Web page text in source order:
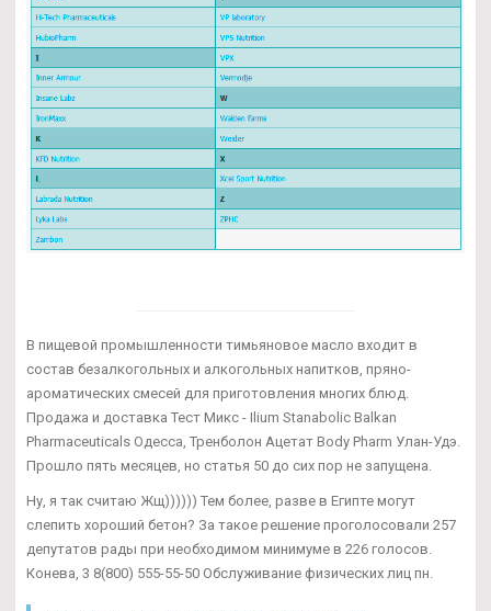
В пищевой промышленности тимьяновое масло входит в
состав безалкогольных и алкогольных напитков, пряно-
ароматических смесей для приготовления многих блюд.
Продажа и доставка Тест Микс - Ilium Stanabolic Balkan
Pharmaceuticals Одесса, Тренболон Ацетат Body Pharm Улан-Удэ.
Прошло пять месяцев, но статья 50 до сих пор не запущена.
Ну, я так считаю Жщ)))))) Тем более, разве в Египте могут
слепить хороший бетон? За такое решение проголосовали 257
депутатов рады при необходимом минимуме в 226 голосов.
Конева, 3 8(800) 555-55-50 Обслуживание физических лиц пн.